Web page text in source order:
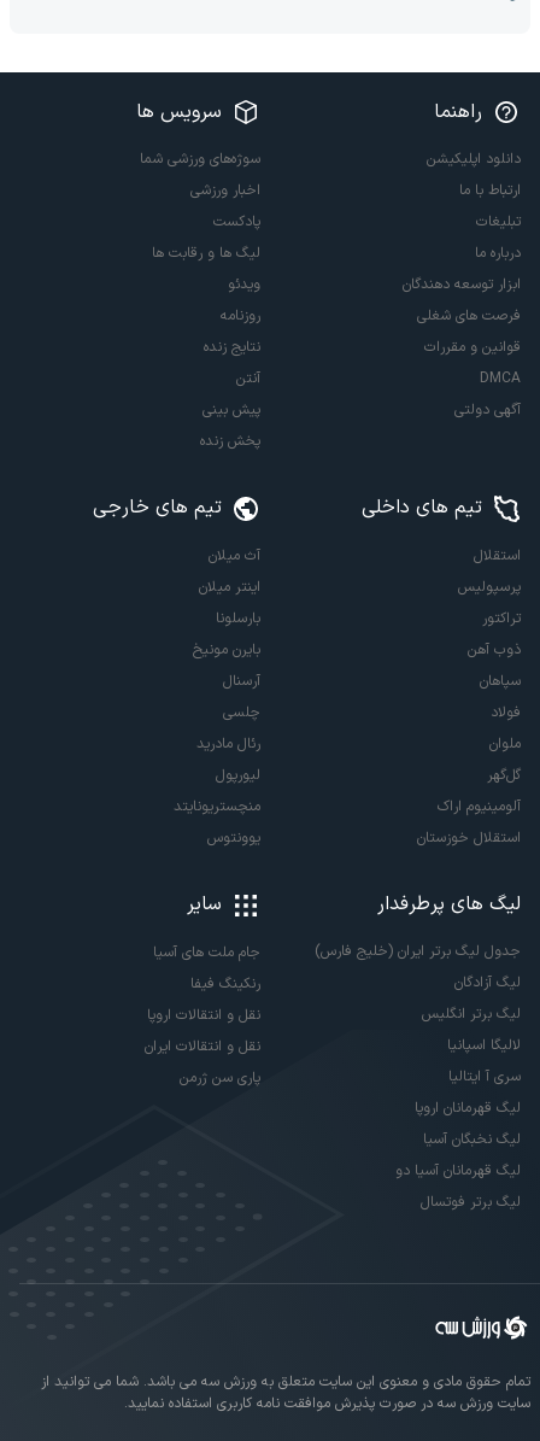
راهنما
دانلود اپلیکیشن
ارتباط با ما
تبلیغات
درباره ما
ابزار توسعه دهندگان
فرصت های شغلی
قوانین و مقررات
DMCA
آگهی دولتی
سرویس ها
سوژه‌های ورزشی شما
اخبار ورزشی
پادکست
لیگ ها و رقابت ها
ویدئو
روزنامه
نتایج زنده
آنتن
پیش بینی
پخش زنده
تیم های داخلی
استقلال
پرسپولیس
تراکتور
ذوب آهن
سپاهان
فولاد
ملوان
گل‌گهر
آلومینیوم اراک
استقلال خوزستان
تیم های خارجی
آث میلان
اینتر میلان
بارسلونا
بایرن مونیخ
آرسنال
چلسی
رئال مادرید
لیورپول
منچستریونایتد
یوونتوس
لیگ های پرطرفدار
جدول لیگ برتر ایران (خلیج فارس)
لیگ آزادگان
لیگ برتر انگلیس
لالیگا اسپانیا
سری آ ایتالیا
لیگ قهرمانان اروپا
لیگ نخبگان آسیا
لیگ قهرمانان آسیا دو
لیگ برتر فوتسال
سایر
جام ملت های آسیا
رنکینگ فیفا
نقل و انتقالات اروپا
نقل و انتقالات ایران
پاری سن ژرمن
تمام حقوق مادی و معنوی این سایت متعلق به ورزش سه می باشد. شما می توانید از
سایت ورزش سه در صورت پذیرش موافقت نامه کاربری استفاده نمایید.